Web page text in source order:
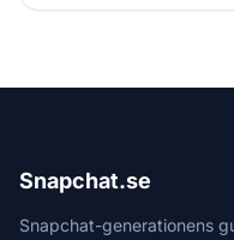
Snapchat.se
Snapchat-generationens